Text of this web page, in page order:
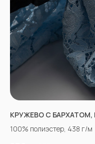
КРУЖЕВО С БАРХАТОМ,
100% полиэстер, 438 г/м